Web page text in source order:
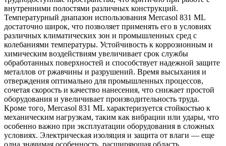
внутренними полостями различных конструкций.
Температурный диапазон использования Mercasol 831 ML
достаточно широк, что позволяет применять его в условиях
различных климатических зон и промышленных сред с
колебаниями температуры. Устойчивость к коррозионным и
химическим воздействиям увеличивает срок службы
обработанных поверхностей и способствует надежной защите
металлов от ржавчины и разрушений. Время высыхания и
отверждения оптимально для промышленных процессов,
сочетая скорость и качество нанесения, что снижает простой
оборудования и увеличивает производительность труда.
Кроме того, Mercasol 831 ML характеризуется стойкостью к
механическим нагрузкам, таким как вибрации или удары, что
особенно важно при эксплуатации оборудования в сложных
условиях. Электрическая изоляция и защита от влаги — еще
одна значимая особенность, расширяющая область